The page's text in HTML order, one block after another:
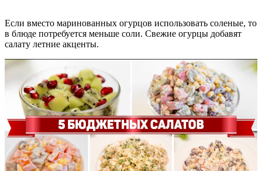
Если вместо маринованных огурцов использовать соленые, то
в блюде потребуется меньше соли. Свежие огурцы добавят
салату летние акценты.